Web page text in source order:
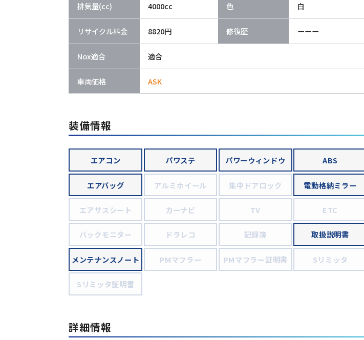
排気量(cc) 4000cc 色 白
リサイクル料金 8820円 修復歴 ーーー
Nox適合 適合
車両価格 ASK
装備情報
エアコン パワステ パワーウィンドウ ABS
エアバッグ アルミホイール 集中ドアロック 電動格納ミラー
エアサスシート カーナビ TV ETC
バックモニター ドラレコ 記録簿 取扱説明書
メンテナンスノート PMマフラー PMマフラー証明書 Sリミッタ
Sリミッタ証明書
詳細情報